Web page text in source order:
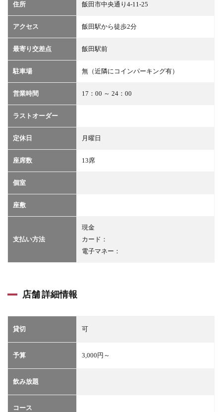
住所 飯田市中央通り4-11-25
アクセス 飯田駅から徒歩2分
最寄り交差点 飯田駅前
駐車場 無（近隣にコインパーキング有）
営業時間 17：00 ～ 24：00
ラストオーダー
定休日 月曜日
座席数 13席
個室
座敷
支払い方法
現金
カード：
電子マネー：
店舗 詳細情報
貸切 可
予算 3,000円～
飲み放題
コース